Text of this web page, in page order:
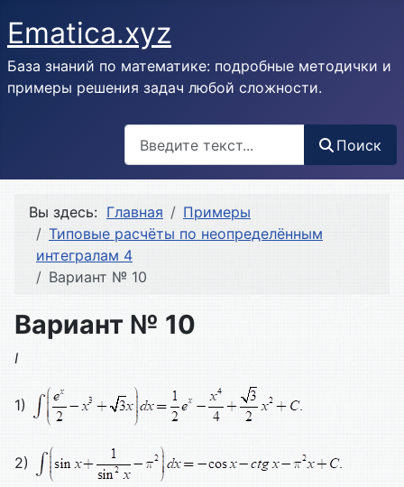
Ematica.xyz
База знаний по математике: подробные методички и
примеры решения задач любой сложности.
Поиск
Вы здесь: Главная
Примеры
Типовые расчёты по неопределённым
интегралам 4
Вариант № 10
Вариант № 10
I
1)
2)